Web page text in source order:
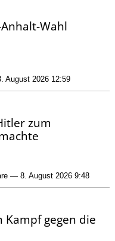
Wahl
August 2026 12:59
zum
— 8. August 2026 9:48
gegen die